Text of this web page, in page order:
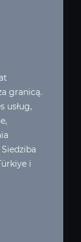
granicą.
usług,
i